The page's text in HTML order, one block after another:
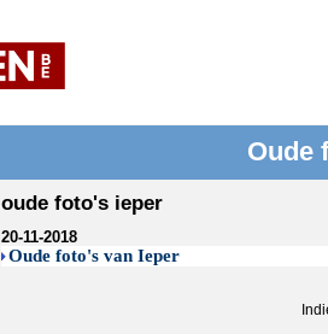
Oude
oude foto's ieper
20-11-2018
Oude foto's van Ieper